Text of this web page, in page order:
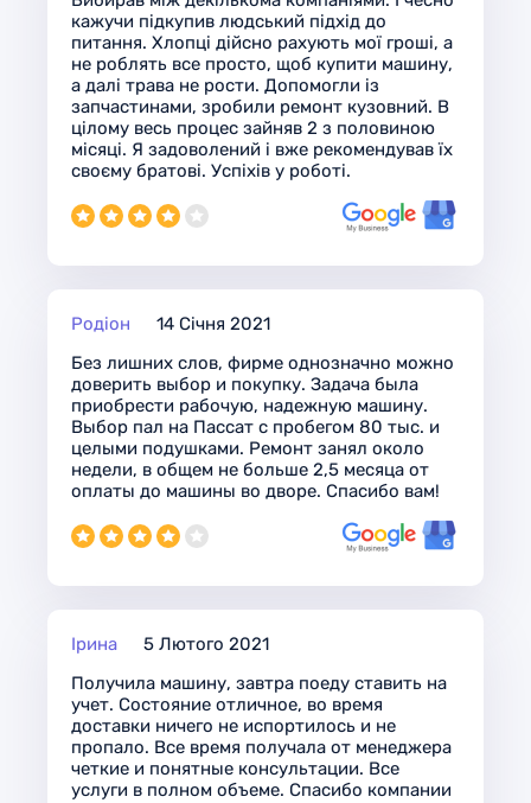
кажучи підкупив людський підхід до
питання. Хлопці дійсно рахують мої гроші, а
не роблять все просто, щоб купити машину,
а далі трава не рости. Допомогли із
запчастинами, зробили ремонт кузовний. В
цілому весь процес зайняв 2 з половиною
місяці. Я задоволений і вже рекомендував їх
своєму братові. Успіхів у роботі.
Родіон
14 Січня 2021
Без лишних слов, фирме однозначно можно
доверить выбор и покупку. Задача была
приобрести рабочую, надежную машину.
Выбор пал на Пассат с пробегом 80 тыс. и
целыми подушками. Ремонт занял около
недели, в общем не больше 2,5 месяца от
оплаты до машины во дворе. Спасибо вам!
Ірина
5 Лютого 2021
Получила машину, завтра поеду ставить на
учет. Состояние отличное, во время
доставки ничего не испортилось и не
пропало. Все время получала от менеджера
четкие и понятные консультации. Все
услуги в полном объеме. Спасибо компании